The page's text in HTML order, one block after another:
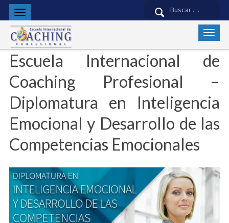
Buscar:
Escuela Internacional de
Coaching Profesional –
Diplomatura en Inteligencia
Emocional y Desarrollo de las
Competencias Emocionales